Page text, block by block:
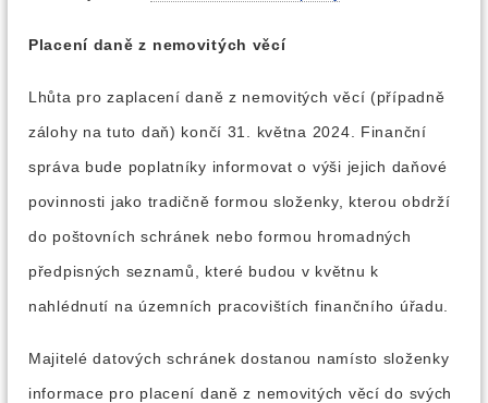
Placení daně z nemovitých věcí
Lhůta pro zaplacení daně z nemovitých věcí (případně
zálohy na tuto daň) končí 31. května 2024. Finanční
správa bude poplatníky informovat o výši jejich daňové
povinnosti jako tradičně formou složenky, kterou obdrží
do poštovních schránek nebo formou hromadných
předpisných seznamů, které budou v květnu k
nahlédnutí na územních pracovištích finančního úřadu.
Majitelé datových schránek dostanou namísto složenky
informace pro placení daně z nemovitých věcí do svých